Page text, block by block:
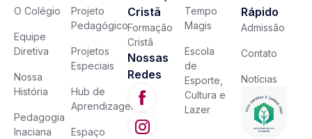
O Colégio
Equipe
Diretiva
Nossa
História
Pedagogia
Inaciana
Projeto
Pedagógico
Projetos
Especiais
Hub de
Aprendizagem
Espaço
Cristã
Formação
Cristã
Nossas
Redes
Tempo
Magis
Escola
de
Esporte,
Cultura e
Lazer
Rápido
Admissão
Contato
Notícias